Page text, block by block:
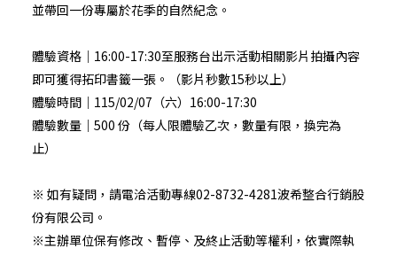
並帶回一份專屬於花季的自然紀念。
體驗資格｜16:00-17:30至服務台出示活動相關影片拍攝內容
即可獲得拓印書籤一張。（影片秒數15秒以上）
體驗時間｜115/02/07（六）16:00-17:30
體驗數量｜500 份（每人限體驗乙次，數量有限，換完為
止）
※ 如有疑問，請電洽活動專線02-8732-4281波希整合行銷股
份有限公司。
※主辦單位保有修改、暫停、及終止活動等權利，依實際執